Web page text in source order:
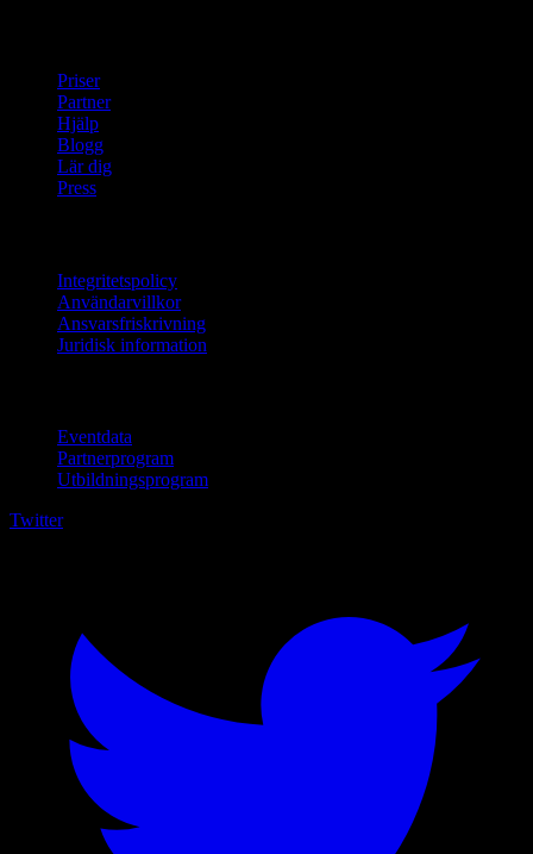
Priser
Partner
Hjälp
Blogg
Lär dig
Press
Integritetspolicy
Användarvillkor
Ansvarsfriskrivning
Juridisk information
Eventdata
Partnerprogram
Utbildningsprogram
Twitter